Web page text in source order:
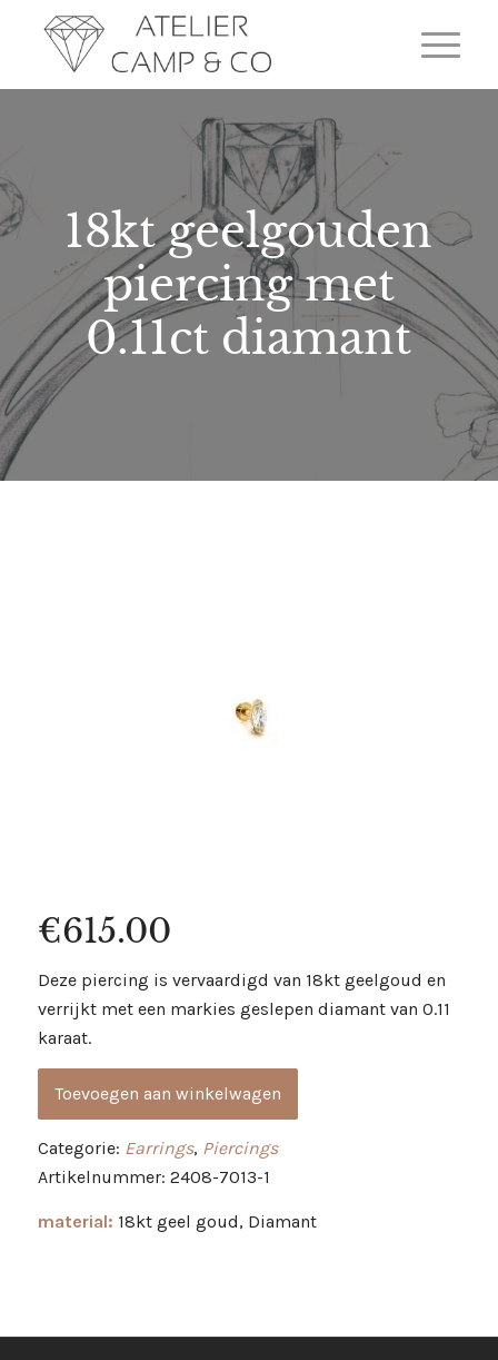
18kt geelgouden
piercing met
0.11ct diamant
€615.00
Deze piercing is vervaardigd van 18kt geelgoud en
verrijkt met een markies geslepen diamant van 0.11
karaat.
Toevoegen aan winkelwagen
Categorie: Earrings, Piercings
Artikelnummer: 2408-7013-1
material: 18kt geel goud, Diamant